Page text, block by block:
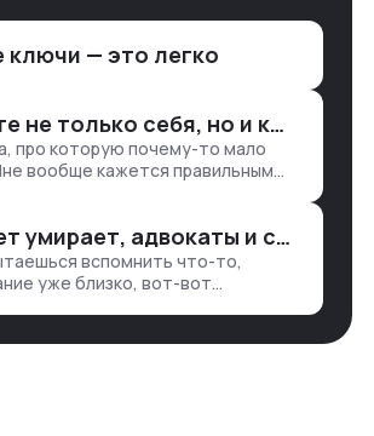
лет 15 назад, нужно было:
заявки, прогресс по проекту
ключи — это легко
Обучайте не только себя, но и клиентов
про которую почему-то мало
вообще кажется правильным
клиента: е…
Интернет умирает, адвокаты и судьи в растерянности, а я хочу песню
вспомнить что-то,
уже близко, вот-вот
сильно не повезе…